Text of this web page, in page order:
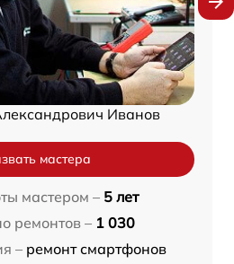
Иванов
мастера
мастером – 5 лет
ремонтов – 1 030
– ремонт смартфонов